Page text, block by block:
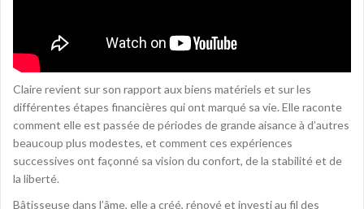
Claire revient sur son rapport aux biens matériels et sur les
différentes étapes financières qui ont marqué sa vie. Elle raconte
comment elle est passée de périodes de grande aisance à d’autres
beaucoup plus modestes, et comment ces expériences
successives ont façonné sa vision du confort, de la stabilité et de
la liberté.
Bâtisseuse dans l’âme, elle a créé, rénové et investi au fil des